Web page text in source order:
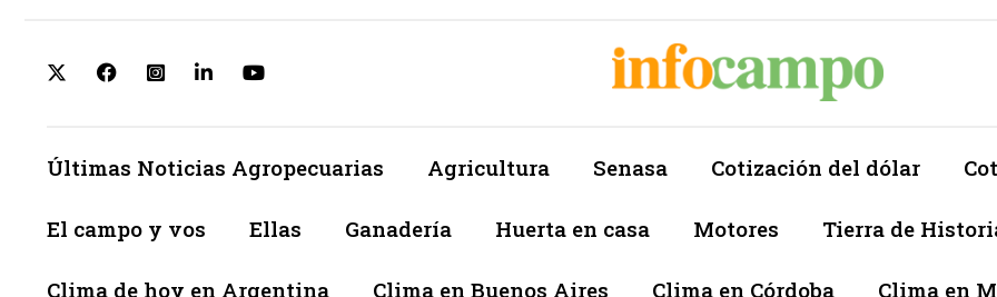
Últimas Noticias Agropecuarias Agricultura Senasa Cotización del dólar
El campo y vos Ellas Ganadería Huerta en casa Motores Tierra de
Clima de hoy en Argentina Clima en Buenos Aires Clima en Córdoba Clima en